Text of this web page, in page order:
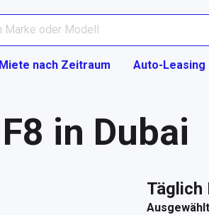
Miete nach Zeitraum Auto-Leasing
in Dubai